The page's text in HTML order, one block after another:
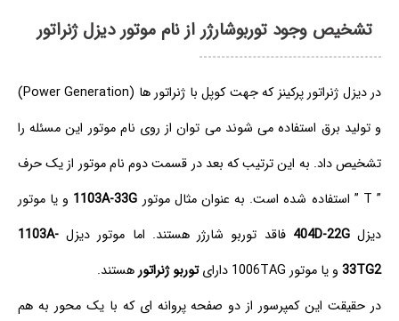
تشخیص وجود توربوشارژر از نام موتور دیزل ژنراتور
در دیزل ژنراتور پرکینز که جهت کوپل با ژنراتور ها (Power Generation)
و تولید برق استفاده می شوند می توان از روی نام موتور این مسئله را
تشخیص داد. به این ترتیب که بعد در قسمت دوم نام موتور از یک حرف
” T ” استفاده شده است. به عنوان مثال موتور
1103A-33G و یا موتور
دیزل404D-22G فاقد توربو شارژر هستند. اما موتور دیزل 1103A-
33TG2 و یا موتور 1006TAG دارای توربو ژنراتور هستند.
در حقیقت این کمپرسور از دو صفحه پروانه ای که با یک محور به هم